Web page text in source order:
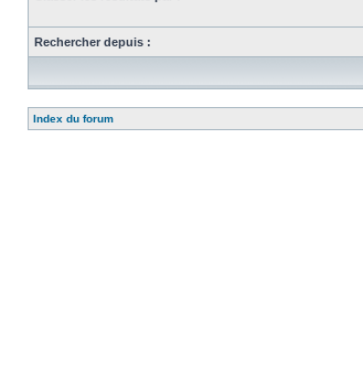
Rechercher depuis :
Index du forum